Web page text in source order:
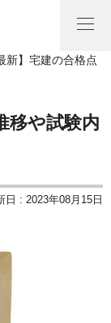
新】宅建の合格点
移や試験内
日 : 2023年08月15日